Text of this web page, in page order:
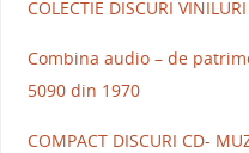
COLECTIE DISCURI
Combina audio – de
5090 din 1970
COMPACT DISCURI CD-